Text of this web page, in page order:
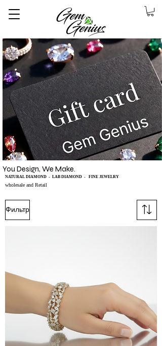
You Design, We Make.
wholesale and Retail
NATURAL DIAMOND - LAB DIAMOND - FINE JEWELRY
Фильтр